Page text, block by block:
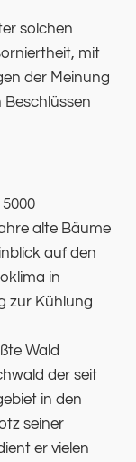
solchen
mit
der Meinung
alte Bäume
auf den
in
zur Kühlung
Wald
der seit
in den
seiner
er vielen